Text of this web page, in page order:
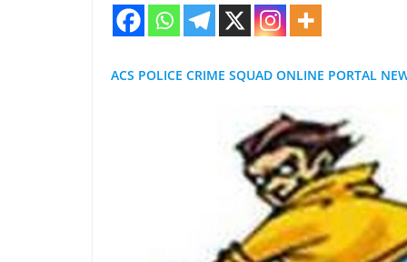
ACS POLICE CRIME SQUAD ONLINE PORTAL